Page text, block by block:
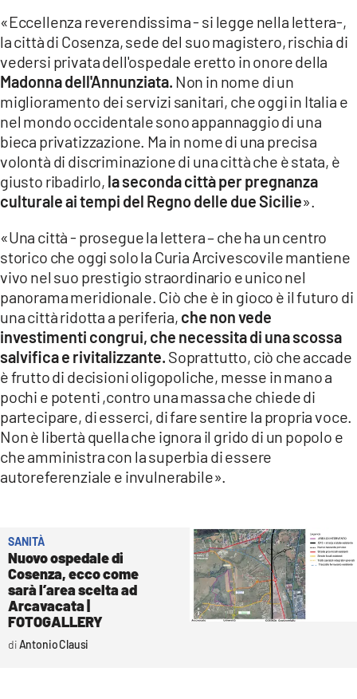
ILVIBONESE.IT
CATANZAROCHANNEL.IT
LACAPITALENEWS.IT
App
ANDROID
APPLE
«Eccellenza reverendissima - si legge nella lettera-,
la città di Cosenza, sede del suo magistero, rischia di
vedersi privata dell'ospedale eretto in onore della
Madonna dell'Annunziata. Non in nome di un
miglioramento dei servizi sanitari, che oggi in Italia e
nel mondo occidentale sono appannaggio di una
bieca privatizzazione. Ma in nome di una precisa
volontà di discriminazione di una città che è stata, è
giusto ribadirlo, la seconda città per pregnanza
culturale ai tempi del Regno delle due Sicilie».
«Una città - prosegue la lettera – che ha un centro
storico che oggi solo la Curia Arcivescovile mantiene
vivo nel suo prestigio straordinario e unico nel
panorama meridionale. Ciò che è in gioco è il futuro di
una città ridotta a periferia, che non vede
investimenti congrui, che necessita di una scossa
salvifica e rivitalizzante. Soprattutto, ciò che accade
è frutto di decisioni oligopoliche, messe in mano a
pochi e potenti ,contro una massa che chiede di
partecipare, di esserci, di fare sentire la propria voce.
Non è libertà quella che ignora il grido di un popolo e
che amministra con la superbia di essere
autoreferenziale e invulnerabile».
SANITÀ
Nuovo ospedale di
Cosenza, ecco come
sarà l’area scelta ad
Arcavacata |
FOTOGALLERY
Antonio Clausi